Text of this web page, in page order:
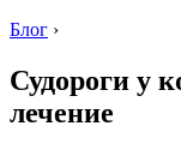
Блог ›
Судороги у
лечение